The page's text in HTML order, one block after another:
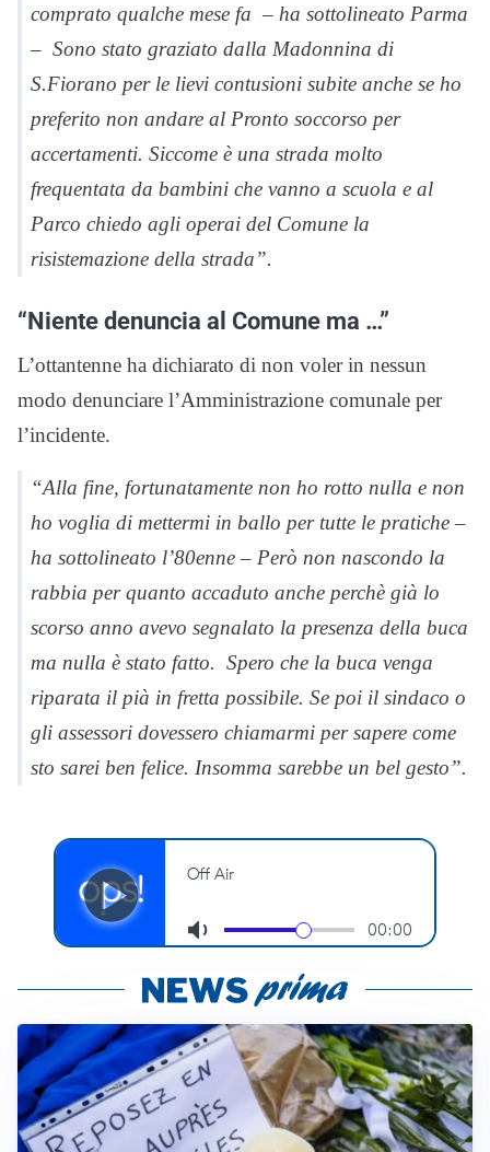
comprato qualche mese fa – ha sottolineato Parma
– Sono stato graziato dalla Madonnina di
S.Fiorano per le lievi contusioni subite anche se ho
preferito non andare al Pronto soccorso per
accertamenti. Siccome è una strada molto
frequentata da bambini che vanno a scuola e al
Parco chiedo agli operai del Comune la
risistemazione della strada”.
“Niente denuncia al Comune ma …”
L’ottantenne ha dichiarato di non voler in nessun
modo denunciare l’Amministrazione comunale per
l’incidente.
“Alla fine, fortunatamente non ho rotto nulla e non
ho voglia di mettermi in ballo per tutte le pratiche –
ha sottolineato l’80enne – Però non nascondo la
rabbia per quanto accaduto anche perchè già lo
scorso anno avevo segnalato la presenza della buca
ma nulla è stato fatto. Spero che la buca venga
riparata il pià in fretta possibile. Se poi il sindaco o
gli assessori dovessero chiamarmi per sapere come
sto sarei ben felice. Insomma sarebbe un bel gesto”.